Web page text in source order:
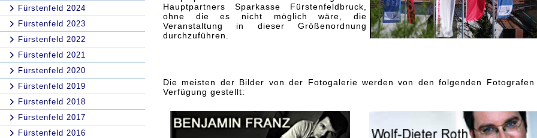
Fürstenfeld 2024
Fürstenfeld 2023
Fürstenfeld 2022
Fürstenfeld 2021
Fürstenfeld 2020
Fürstenfeld 2019
Fürstenfeld 2018
Fürstenfeld 2017
Fürstenfeld 2016
Hauptpartners Sparkasse Fürstenfeldbruck,
ohne die es nicht möglich wäre, die
Veranstaltung in dieser Größenordnung
durchzuführen.
Die meisten der Bilder von der Fotogalerie werden von den folgenden
Verfügung gestellt: